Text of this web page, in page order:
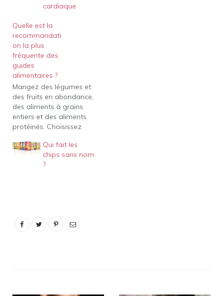
cardiaque
Quelle est la
recommandati
on la plus
fréquente des
guides
alimentaires ?
Mangez des légumes et
des fruits en abondance,
des aliments à grains
entiers et des aliments
protéinés. Choisissez
protéinés d'origine
végétale. Limitez les
aliments hautement
habitudes alimentaires
Qui fait les
chips sans nom
?